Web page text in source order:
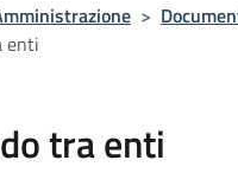
>
enti
tra enti